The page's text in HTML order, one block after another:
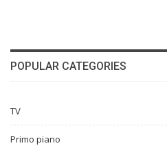
POPULAR CATEGORIES
TV
Primo piano